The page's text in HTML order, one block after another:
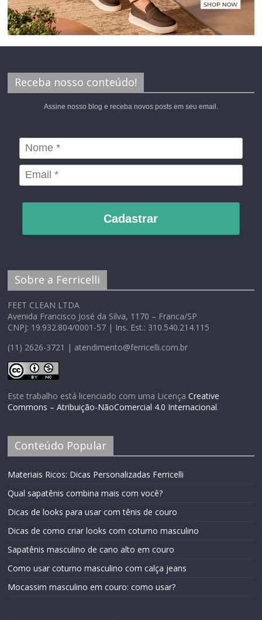
Receba nosso conteúdo!
Assine nosso blog e receba novos posts em seu email.
Cadastrar
Sobre a Ferricelli
FEET CLEAN LTDA
Avenida Francisco José da Silva, 1170 – Franca/SP
CNPJ: 19.932.804/0001-57 | Ins. Est.: 310.540.214.115
(11) 2626-3721 | atendimento@ferricelli.com.br
Este trabalho está licenciado com uma LicençaCreative
Commons – Atribuição-NãoComercial 4.0 Internacional.
Conteúdo Popular
Materiais Ricos: Dicas Personalizadas Ferricelli
Qual sapatênis combina mais com você?
Dicas de looks para usar com tênis de couro
Dicas de como criar looks com coturno masculino
Sapatênis masculino de cano alto em couro
Como usar coturno masculino com calça jeans
Mocassim masculino em couro: como usar?